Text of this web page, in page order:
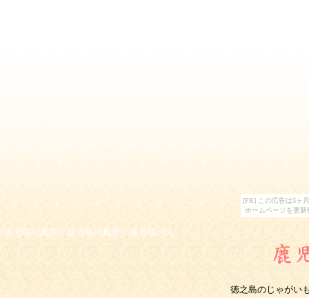
[PR] この広告は3ヶ
ホームページを更
鹿児島写真館 鹿児島の風景 鹿児島の人
徳之島のじゃがい